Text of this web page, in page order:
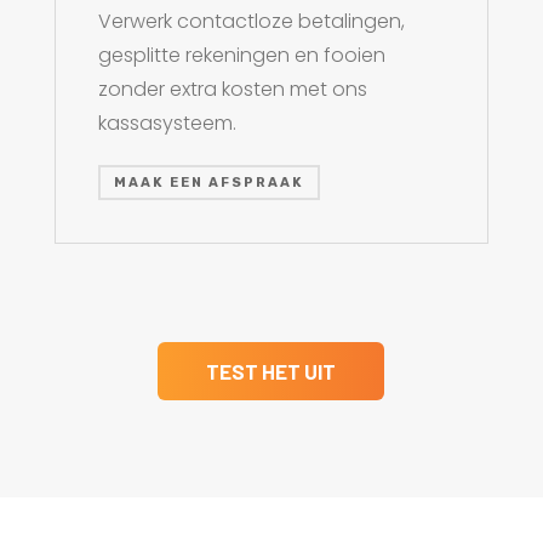
Verwerk contactloze betalingen,
gesplitte rekeningen en fooien
zonder extra kosten met ons
kassasysteem.
MAAK EEN AFSPRAAK
TEST HET UIT